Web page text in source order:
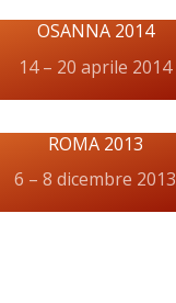
OSANNA 2014
14 – 20 aprile 2014
ROMA 2013
6 – 8 dicembre 2013